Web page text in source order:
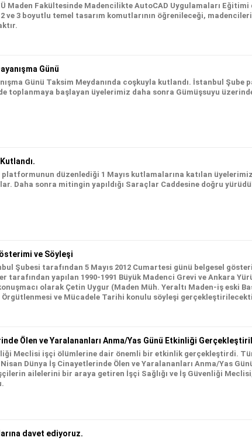
Maden Fakültesinde Madencilikte AutoCAD Uygulamaları
ve 3 boyutlu temel tasarım komutlarının öğrenileceği,
Günü
Günü Taksim Meydanında coşkuyla kutlandı. İstanbul
toplanmaya başlayan üyelerimiz daha sonra Gümüşsuyu
düzenlediği 1 Mayıs kutlamalarına katılan
Daha sonra mitingin yapıldığı Saraçlar Caddesine doğru
ve Söyleşi
Şubesi tarafından 5 Mayıs 2012 Cumartesi günü belgesel
tarafından yapılan 1990-1991 Büyük Madenci Grevi ve Ankara
olarak Çetin Uygur (Maden Müh. Yeraltı Maden-iş eski
Örgütlenmesi ve Mücadele Tarihi konulu söyleşi
Ölen ve Yaralananları Anma/Yas Günü Etkinliği
Meclisi işçi ölümlerine dair önemli bir etkinlik gerçekleştirdi.
Dünya İş Cinayetlerinde Ölen ve Yaralananları Anma/Yas
ailelerini bir araya getiren İşçi Sağlığı ve İş Güvenliği
davet ediyoruz.